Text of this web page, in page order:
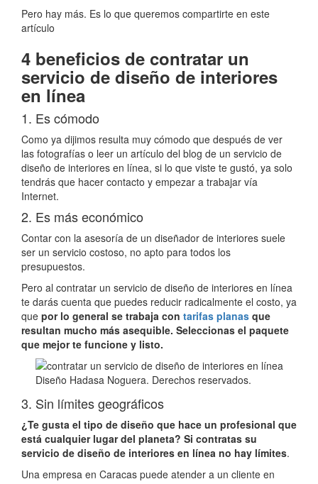
Pero hay más. Es lo que queremos compartirte en este
artículo
4 beneficios de contratar un
servicio de diseño de interiores
en línea
1. Es cómodo
Como ya dijimos resulta muy cómodo que después de ver
las fotografías o leer un artículo del blog de un servicio de
diseño de interiores en línea, si lo que viste te gustó, ya solo
tendrás que hacer contacto y empezar a trabajar vía
Internet.
2. Es más económico
Contar con la asesoría de un diseñador de interiores suele
ser un servicio costoso, no apto para todos los
presupuestos.
Pero al contratar un servicio de diseño de interiores en línea
te darás cuenta que puedes reducir radicalmente el costo, ya
que por lo general se trabaja con tarifas planas que
resultan mucho más asequible. Seleccionas el paquete
que mejor te funcione y listo.
Diseño Hadasa Noguera. Derechos reservados.
3. Sin límites geográficos
¿Te gusta el tipo de diseño que hace un profesional que
está cualquier lugar del planeta? Si contratas su
servicio de diseño de interiores en línea no hay límites.
Una empresa en Caracas puede atender a un cliente en